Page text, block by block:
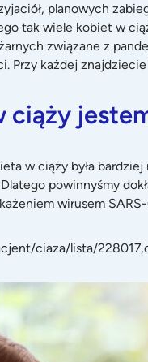
planowych
tak wiele kobiet w
związane z
Przy każdej
ciąży
w ciąży była
powinnyśmy
wirusem
ciaza/lista/